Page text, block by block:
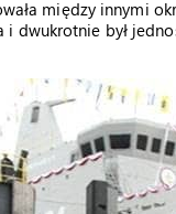
między innymi
i dwukrotnie był